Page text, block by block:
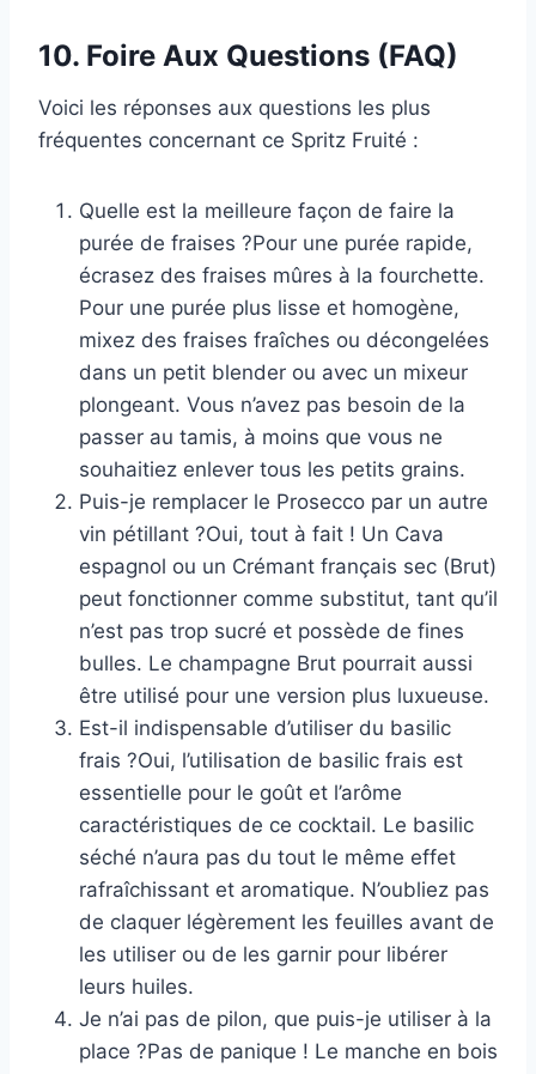
10. Foire Aux Questions (FAQ)
Voici les réponses aux questions les plus
fréquentes concernant ce Spritz Fruité :
Quelle est la meilleure façon de faire la
purée de fraises ?Pour une purée rapide,
écrasez des fraises mûres à la fourchette.
Pour une purée plus lisse et homogène,
mixez des fraises fraîches ou décongelées
dans un petit blender ou avec un mixeur
plongeant. Vous n’avez pas besoin de la
passer au tamis, à moins que vous ne
souhaitiez enlever tous les petits grains.
Puis-je remplacer le Prosecco par un autre
vin pétillant ?Oui, tout à fait ! Un Cava
espagnol ou un Crémant français sec (Brut)
peut fonctionner comme substitut, tant qu’il
n’est pas trop sucré et possède de fines
bulles. Le champagne Brut pourrait aussi
être utilisé pour une version plus luxueuse.
Est-il indispensable d’utiliser du basilic
frais ?Oui, l’utilisation de basilic frais est
essentielle pour le goût et l’arôme
caractéristiques de ce cocktail. Le basilic
séché n’aura pas du tout le même effet
rafraîchissant et aromatique. N’oubliez pas
de claquer légèrement les feuilles avant de
les utiliser ou de les garnir pour libérer
leurs huiles.
Je n’ai pas de pilon, que puis-je utiliser à la
place ?Pas de panique ! Le manche en bois